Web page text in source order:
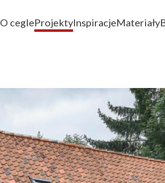
O cegleProjektyInspiracjeMateriały